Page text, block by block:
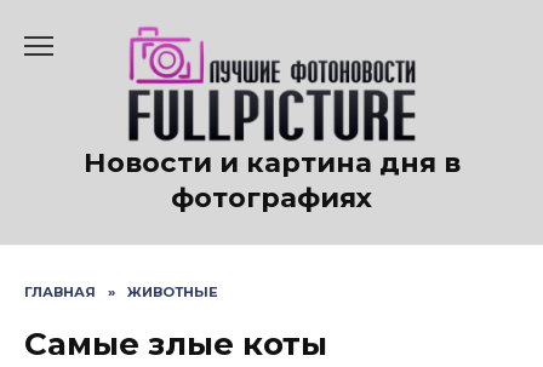
содержанию
Новости и картина дня в
фотографиях
ГЛАВНАЯ » ЖИВОТНЫЕ
Самые злые коты